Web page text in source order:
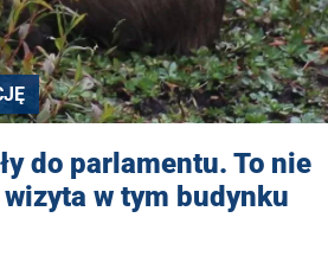
do parlamentu. To nie
w tym budynku